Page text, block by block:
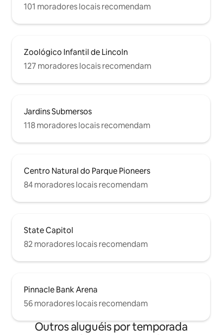
101 moradores locais recomendam
Zoológico Infantil de Lincoln
127 moradores locais recomendam
Jardins Submersos
118 moradores locais recomendam
Centro Natural do Parque Pioneers
84 moradores locais recomendam
State Capitol
82 moradores locais recomendam
Pinnacle Bank Arena
56 moradores locais recomendam
Outros aluguéis por temporada